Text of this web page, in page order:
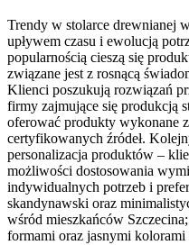
Trendy w stolarce drewnianej
upływem czasu i ewolucją
popularnością cieszą się
związane jest z rosnącą
Klienci poszukują rozwiązań
firmy zajmujące się produkcją
oferować produkty wykonane
certyfikowanych źródeł.
personalizacja produktów –
możliwości dostosowania
indywidualnych potrzeb i
skandynawski oraz
wśród mieszkańców
formami oraz jasnymi kolorami